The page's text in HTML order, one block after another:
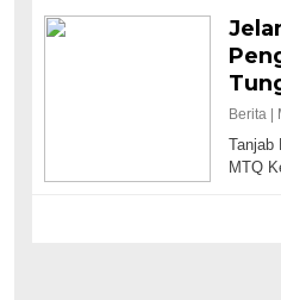
Berita |
Tanjab
MTQ